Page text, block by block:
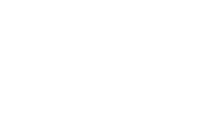
Pero en general la estancia
¡repetiría sin duda!